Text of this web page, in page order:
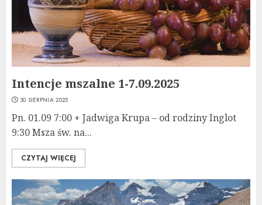
Intencje mszalne 1-7.09.2025
30 SIERPNIA 2025
Pn. 01.09 7:00 + Jadwiga Krupa – od rodziny Inglot
9:30 Msza św. na...
CZYTAJ WIĘCEJ